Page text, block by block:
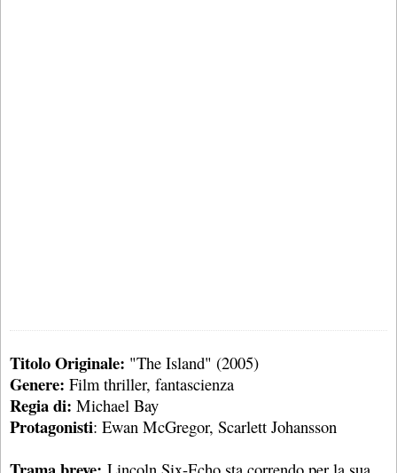
Titolo Originale: "The Island" (2005)
Genere: Film thriller, fantascienza
Regia di: Michael Bay
Protagonisti: Ewan McGregor, Scarlett Johansson